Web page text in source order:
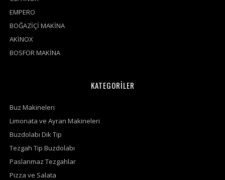
EMPERO
BOĞAZİÇİ MAKİNA
AKİNOX
BOSFOR MAKİNA
KATEGORİLER
Buz Makineleri
Limonata ve Ayran Makineleri
Buzdolabı Dik Tip
Tezgah Tip Buzdolabı
Paslanmaz Tezgahlar
Pizza ve Salata